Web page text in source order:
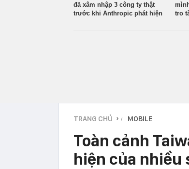
đã xâm nhập 3 công ty thật
trước khi Anthropic phát hiện
tro
TRANG CHỦ › MOBILE
Toàn cảnh
hiện của nhiều